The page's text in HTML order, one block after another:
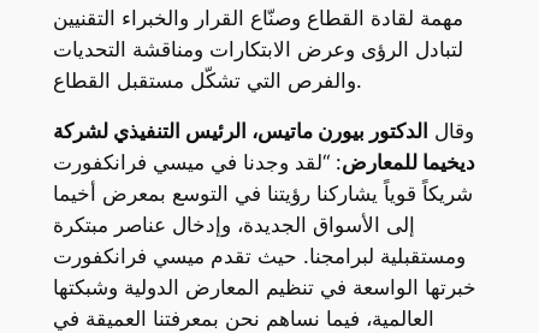
مهمة لقادة القطاع وصنّاع القرار والخبراء التقنيين
لتبادل الرؤى وعرض الابتكارات ومناقشة التحديات
والفرص التي تشكّل مستقبل القطاع.
وقال الدكتور بيورن ماتيس، الرئيس التنفيذي لشركة
ديخيما للمعارض: “لقد وجدنا في ميسي فرانكفورت
شريكاً قوياً يشاركنا رؤيتنا في التوسع بمعرض أخيما
إلى الأسواق الجديدة، وإدخال عناصر مبتكرة
ومستقبلية لبرامجنا. حيث تقدم ميسي فرانكفورت
خبرتها الواسعة في تنظيم المعارض الدولية وشبكتها
العالمية، فيما نساهم نحن بمعرفتنا العميقة في